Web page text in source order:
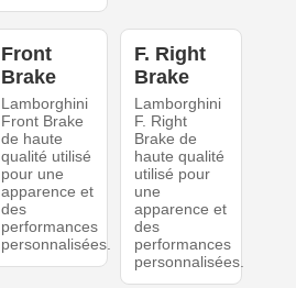
Front
Brake
Lamborghini
Front Brake
de haute
qualité utilisé
pour une
apparence et
des
performances
personnalisées.
F. Right
Brake
Lamborghini
F. Right
Brake de
haute qualité
utilisé pour
une
apparence et
des
performances
personnalisées.